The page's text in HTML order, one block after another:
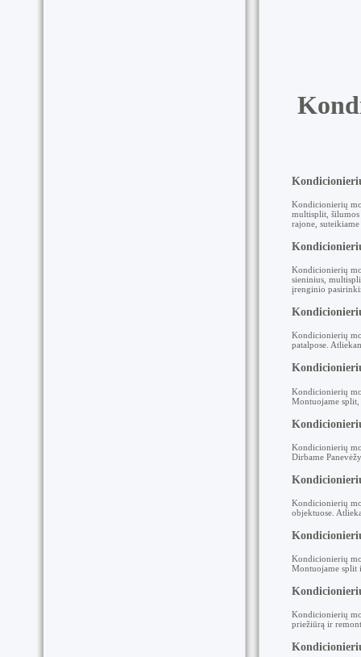
Kondicionierių
multisplit,
rajone,
Kondicionierių
sieninius,
įrenginio
Kondicionierių
patalpose.
Kondicionierių
Montuojame
Kondicionierių
Dirbame
Kondicionierių
objektuose.
Kondicionierių
Montuojame split
Kondicionierių
priežiūrą ir